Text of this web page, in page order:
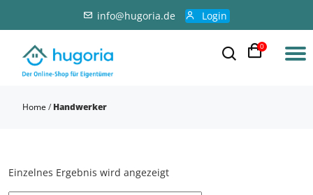
info@hugoria.de Login
0
Home / Handwerker
Einzelnes Ergebnis wird angezeigt